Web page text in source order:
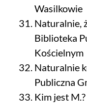
Wasilkowie
Naturalnie,
Biblioteka
Kościelnym
Naturalnie
Publiczna
Kim jest